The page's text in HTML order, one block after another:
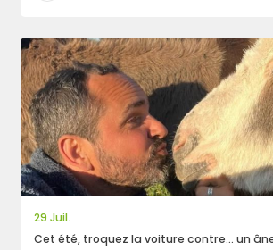
29 Juil.
Cet été, troquez la voiture contre… un